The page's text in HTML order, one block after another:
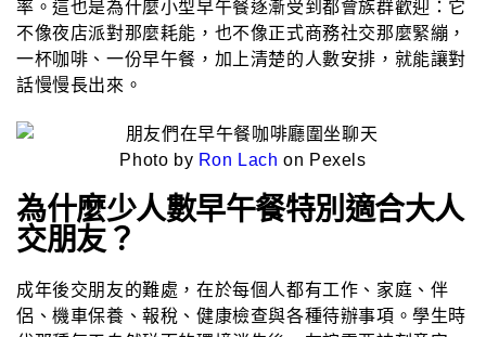
率。這也是為什麼小型早午餐逐漸受到都會族群歡迎：它
不像夜店派對那麼耗能，也不像正式商務社交那麼緊繃，
一杯咖啡、一份早午餐，加上清楚的人數安排，就能讓對
話慢慢長出來。
Photo by Ron Lach on Pexels
為什麼少人數早午餐特別適合大人
交朋友？
成年後交朋友的難處，在於每個人都有工作、家庭、伴
侶、機車保養、報稅、健康檢查與各種待辦事項。學生時